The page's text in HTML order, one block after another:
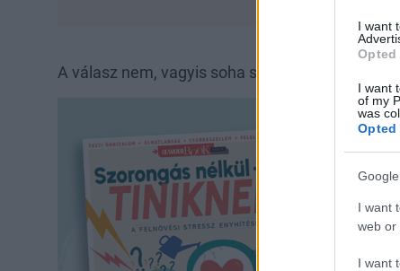
I want
Opted
I want
of my
was
Opted
I want
web or
I want
A válasz nem, vagyis soha semmilyen